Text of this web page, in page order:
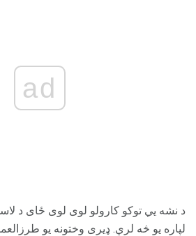
ad
د نشه یي توکو کارولو لوی لوی ځای د
لپاره یو څه لري. ډیری وختونه یو